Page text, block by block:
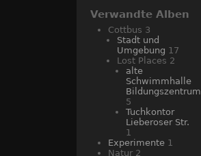
Verwandte Alben
Cottbus 3
Stadt und
Umgebung 17
Lost Places 2
alte
Schwimmhalle
Bildungszentrum
5
Tuchkontor
Lieberoser Str.
1
Experimente 1
Natur 2